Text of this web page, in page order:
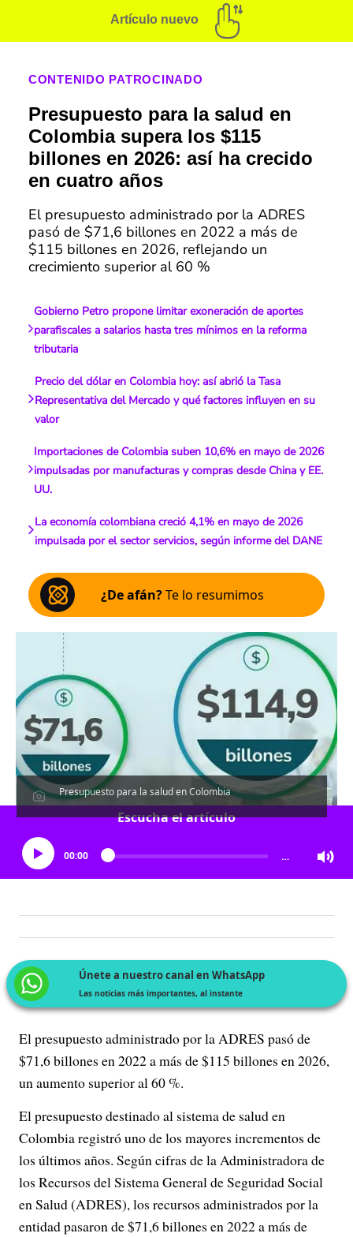
Artículo nuevo
CONTENIDO PATROCINADO
Presupuesto para la salud en
Colombia supera los $115
billones en 2026: así ha crecido
en cuatro años
El presupuesto administrado por la ADRES
pasó de $71,6 billones en 2022 a más de
$115 billones en 2026, reflejando un
crecimiento superior al 60 %
Gobierno Petro propone limitar exoneración de aportes
parafiscales a salarios hasta tres mínimos en la reforma
tributaria
Precio del dólar en Colombia hoy: así abrió la Tasa
Representativa del Mercado y qué factores influyen en su
valor
Importaciones de Colombia suben 10,6% en mayo de 2026
impulsadas por manufacturas y compras desde China y EE.
UU.
La economía colombiana creció 4,1% en mayo de 2026
impulsada por el sector servicios, según informe del DANE
¿De afán?Te lo resumimos
Presupuesto para la salud en Colombia
Escucha el artículo
00:00 …
Únete a nuestro canal en WhatsApp
Las noticias más importantes, al instante
El presupuesto administrado por la ADRES pasó de
$71,6 billones en 2022 a más de $115 billones en 2026,
un aumento superior al 60 %.
El presupuesto destinado al sistema de salud en
Colombia registró uno de los mayores incrementos de
los últimos años. Según cifras de la Administradora de
los Recursos del Sistema General de Seguridad Social
en Salud (ADRES), los recursos administrados por la
entidad pasaron de $71,6 billones en 2022 a más de